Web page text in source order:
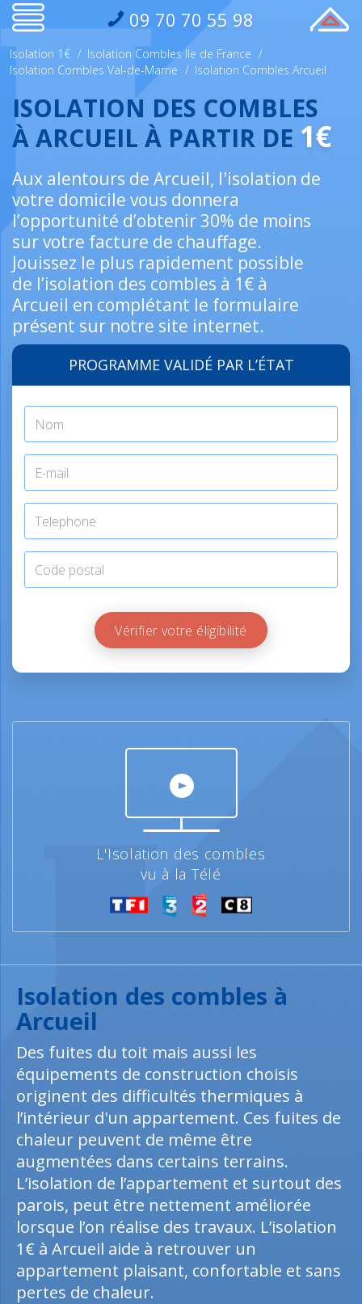
09 70 70 55 98
Isolation 1€ / Isolation Combles Ile de France /
Isolation Combles Val-de-Marne / Isolation Combles Arcueil
ISOLATION DES COMBLES
À ARCUEIL À PARTIR DE 1€
Aux alentours de Arcueil, l'isolation de
votre domicile vous donnera
l’opportunité d’obtenir 30% de moins
sur votre facture de chauffage.
Jouissez le plus rapidement possible
de l’isolation des combles à 1€ à
Arcueil en complétant le formulaire
présent sur notre site internet.
PROGRAMME VALIDÉ PAR L’ÉTAT
Vérifier votre éligibilité
L'Isolation des combles
vu à la Télé
Isolation des combles à
Arcueil
Des fuites du toit mais aussi les
équipements de construction choisis
originent des difficultés thermiques à
l’intérieur d'un appartement. Ces fuites de
chaleur peuvent de même être
augmentées dans certains terrains.
L’isolation de l’appartement et surtout des
parois, peut être nettement améliorée
lorsque l’on réalise des travaux. L’isolation
1€ à Arcueil aide à retrouver un
appartement plaisant, confortable et sans
pertes de chaleur.